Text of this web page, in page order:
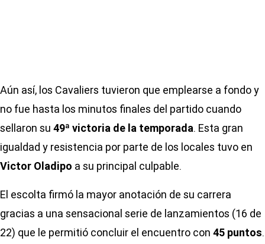
Aún así, los Cavaliers tuvieron que emplearse a fondo y
no fue hasta los minutos finales del partido cuando
sellaron su 49ª victoria de la temporada. Esta gran
igualdad y resistencia por parte de los locales tuvo en
Victor Oladipo a su principal culpable.
El escolta firmó la mayor anotación de su carrera
gracias a una sensacional serie de lanzamientos (16 de
22) que le permitió concluir el encuentro con 45 puntos.